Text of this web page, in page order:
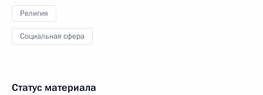
Религия
Социальная сфера
Статус материала